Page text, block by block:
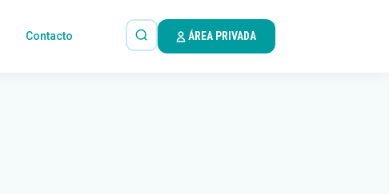
Contacto ÁREA PRIVADA